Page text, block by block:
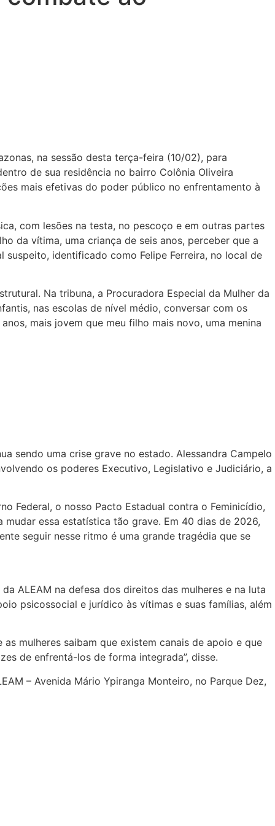
na sessão desta terça-feira (10/02), para
de sua residência no bairro Colônia Oliveira
mais efetivas do poder público no enfrentamento à
com lesões na testa, no pescoço e em outras partes
da vítima, uma criança de seis anos, perceber que a
suspeito, identificado como Felipe Ferreira, no local de
Na tribuna, a Procuradora Especial da Mulher da
nas escolas de nível médio, conversar com os
mais jovem que meu filho mais novo, uma menina
sendo uma crise grave no estado. Alessandra Campelo
os poderes Executivo, Legislativo e Judiciário, a
Federal, o nosso Pacto Estadual contra o Feminicídio,
essa estatística tão grave. Em 40 dias de 2026,
seguir nesse ritmo é uma grande tragédia que se
ALEAM na defesa dos direitos das mulheres e na luta
psicossocial e jurídico às vítimas e suas famílias, além
mulheres saibam que existem canais de apoio e que
de enfrentá-los de forma integrada”, disse.
– Avenida Mário Ypiranga Monteiro, no Parque Dez,